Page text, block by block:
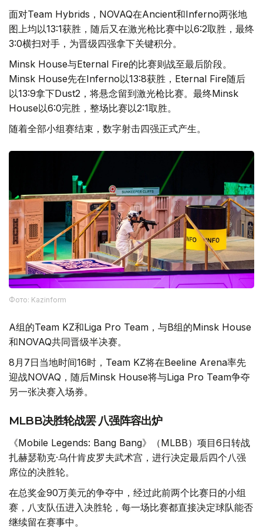
面对Team Hybrids，NOVAQ在Ancient和Inferno两张地
图上均以13:1获胜，随后又在激光枪比赛中以6:2取胜，最终
3:0横扫对手，为晋级四强拿下关键积分。
Minsk House与Eternal Fire的比赛则战至最后阶段。
Minsk House先在Inferno以13:8获胜，Eternal Fire随后
以13:9拿下Dust2，将悬念留到激光枪比赛。最终Minsk
House以6:0完胜，整场比赛以2:1取胜。
随着全部小组赛结束，数字射击四强正式产生。
Фото: Kazinform
A组的Team KZ和Liga Pro Team，与B组的Minsk House
和NOVAQ共同晋级半决赛。
8月7日当地时间16时，Team KZ将在Beeline Arena率先
迎战NOVAQ，随后Minsk House将与Liga Pro Team争夺
另一张决赛入场券。
MLBB决胜轮战罢 八强阵容出炉
《Mobile Legends: Bang Bang》（MLBB）项目6日转战
扎赫瑟勒克·乌什肯皮罗夫武术宫，进行决定最后四个八强
席位的决胜轮。
在总奖金90万美元的争夺中，经过此前两个比赛日的小组
赛，八支队伍进入决胜轮，每一场比赛都直接决定球队能否
继续留在赛事中。